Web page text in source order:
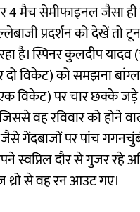
4 मैच सेमीफाइनल जैसा
प्रदर्शन को देखें तो
है। स्पिनर कुलदीप
विकेट) को समझना
विकेट) पर चार छक्के जड़े
वह रविवार को होने
जैसे गेंदबाजों पर पांच
स्वप्निल दौर से गुजर
से वह रन आउट गए।